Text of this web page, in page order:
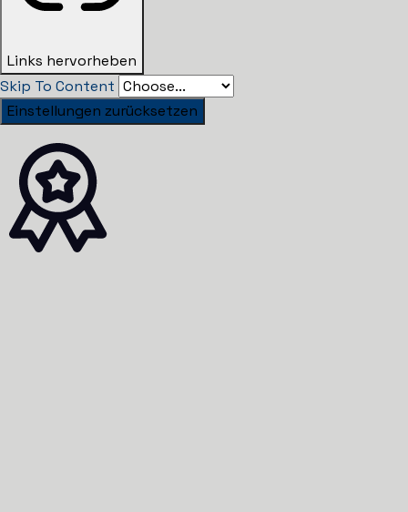
Links hervorheben
Skip To Content
Einstellungen zurücksetzen